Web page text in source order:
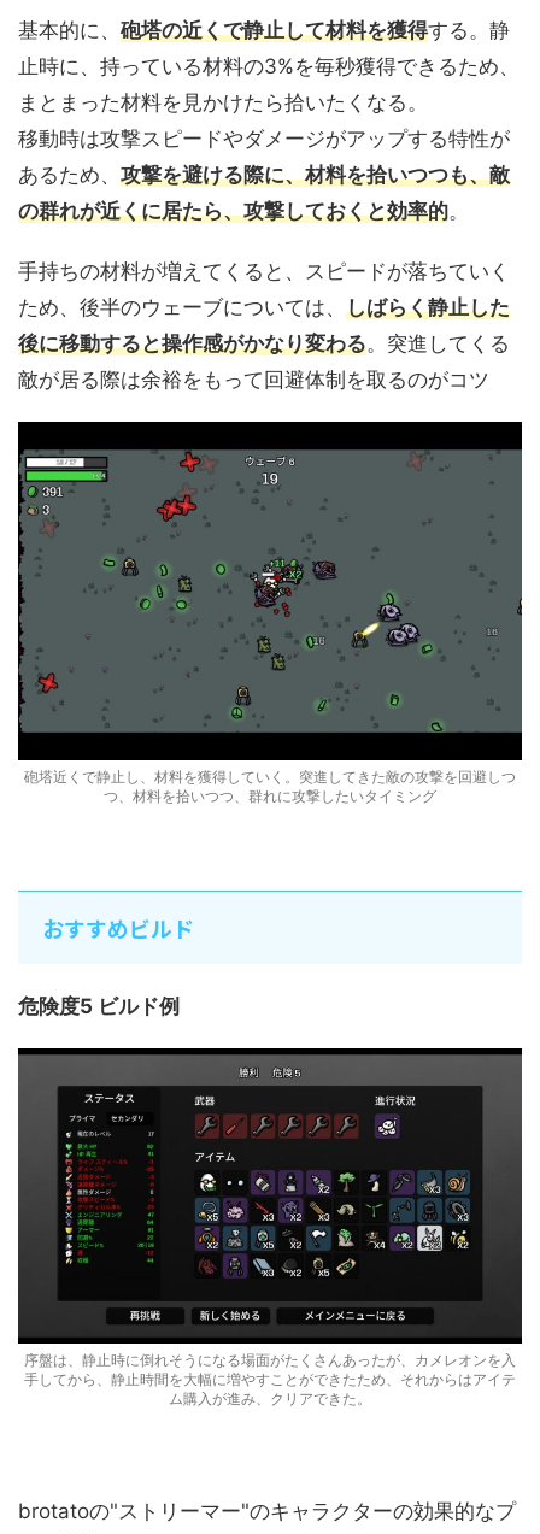
基本的に、 砲塔の近くで静止して材料を獲得する。静
止時に、持っている材料の3%を毎秒獲得できるため、
まとまった材料を見かけたら拾いたくなる。
移動時は攻撃スピードやダメージがアップする特性が
あるため、 攻撃を避ける際に、材料を拾いつつも、敵
の群れが近くに居たら、攻撃しておくと効率的。
手持ちの材料が増えてくると、スピードが落ちていく
ため、後半のウェーブについては、 しばらく静止した
後に移動すると操作感がかなり変わる。突進してくる
敵が居る際は余裕をもって回避体制を取るのがコツ
砲塔近くで静止し、材料を獲得していく。突進してきた敵の攻撃を回避しつ
つ、材料を拾いつつ、群れに攻撃したいタイミング
おすすめビルド
危険度5 ビルド例
序盤は、静止時に倒れそうになる場面がたくさんあったが、カメレオンを入
手してから、静止時間を大幅に増やすことができたため、それからはアイテ
ム購入が進み、クリアできた。
brotatoの"ストリーマー"のキャラクターの効果的なプ